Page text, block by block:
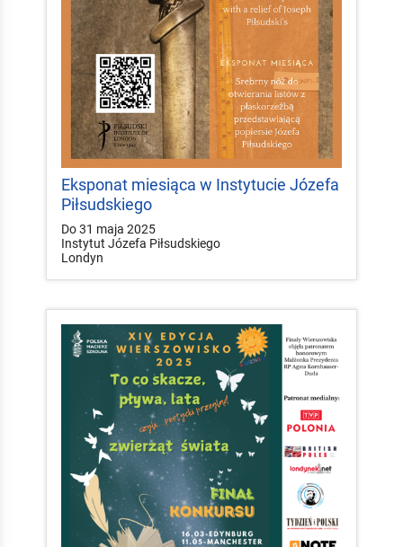
Eksponat miesiąca w Instytucie Józefa
Piłsudskiego
Do 31 maja 2025
Instytut Józefa Piłsudskiego
Londyn